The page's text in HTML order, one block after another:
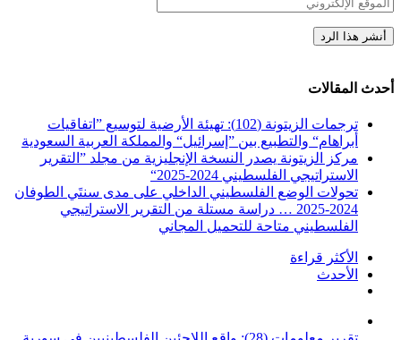
أحدث المقالات
ترجمات الزيتونة (102): تهيئة الأرضية لتوسيع ”اتفاقيات
أبراهام“ والتطبيع بين ”إسرائيل“ والمملكة العربية السعودية
مركز الزيتونة يصدر النسخة الإنجليزية من مجلد ”التقرير
الاستراتيجي الفلسطيني 2024-2025“
تحولات الوضع الفلسطيني الداخلي على مدى سنتَي الطوفان
2024-2025 … دراسة مستلة من التقرير الاستراتيجي
الفلسطيني متاحة للتحميل المجاني
الأكثر قراءة
الأحدث